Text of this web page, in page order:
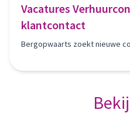
Vacatures
klantcontact
Bergopwaarts zoekt nieuwe